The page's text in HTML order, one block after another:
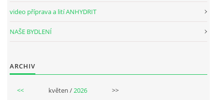
video příprava a lití ANHYDRIT
NAŠE BYDLENÍ
ARCHIV
<< květen /2026 >>